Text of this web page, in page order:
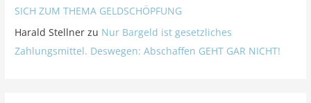
SICH ZUM THEMA GELDSCHÖPFUNG
Harald Stellner zu Nur Bargeld ist gesetzliches
Zahlungsmittel. Deswegen: Abschaffen GEHT GAR NICHT!